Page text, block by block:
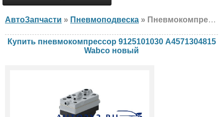
АвтоЗапчасти » Пневмоподвеска » Пневмокомпрессор Wabco 9125101030 A4571304815 Mercedes, новый
Купить пневмокомпрессор 9125101030 A4571304815
Wabco новый